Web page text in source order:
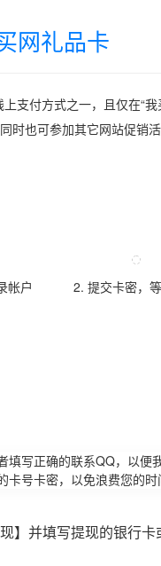
网礼品卡
上支付方式之一，且仅在“
时也可参加其它网站促销活
帐户 2. 提交卡密，
填写正确的联系QQ，以便
号卡密，以免浪费您的时
】并填写提现的银行